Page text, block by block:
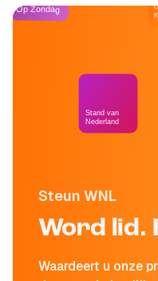
Steun WNL
Word lid.
Waardeert u onze
Op Zondag
Stand van
Nederland